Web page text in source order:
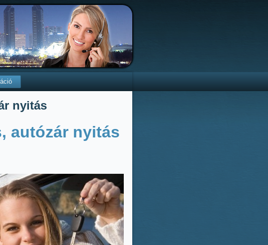
nyitás
autózár nyitás